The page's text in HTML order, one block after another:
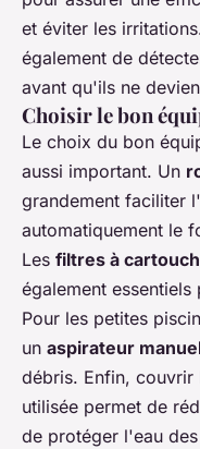
et éviter les
également de
avant qu'ils ne
Choisir le bon
Le choix du bon
aussi important. Un
grandement faciliter
automatiquement le
Les filtres à
également
Pour les petites
un aspirateur
débris. Enfin,
utilisée permet de
de protéger l'eau